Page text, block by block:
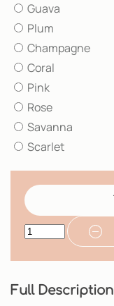
Guava
Plum
Champagne
Coral
Pink
Rose
Savanna
Scarlet
Full Description